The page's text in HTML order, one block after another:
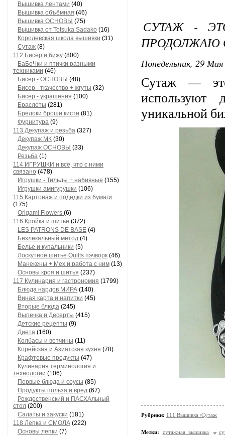
Вышивка лентами (40)
Вышивка объёмная (46)
Вышивка ОСНОВЫ (75)
Вышивка от Totsuka Sadako (16)
Королевская школа вышивки (31)
Сутаж (8)
112 Бисер и бижу (800)
БаБоЧки и птички разными
техниками (46)
Бисер - ОСНОВЫ (48)
Бисер - ткачество + жгуты (32)
Бисер - украшения (100)
Браслеты (281)
Брелоки броши кисти (81)
Фурнитура (9)
113 Декупаж и резьба (327)
Декупаж МК (30)
Декупаж ОСНОВЫ (33)
Резьба (1)
114 ИГРУШКИ и всё, что с ними
связано (478)
Игрушки - Тильды + набивные (155)
Игрушки амигурушки (106)
115 Картонаж и подедки из бумаги
(175)
Origami Flowers (6)
116 Кройка и шитьё (372)
LES PATRONS DE BASE (4)
Безлекальный метод (4)
Белье и купальники (5)
Лоскутное шитье Quilts пэчворк (46)
Манекены + Мех и работа с ним (13)
Основы кроя и шитья (237)
117 Кулинария и гастрономия (1799)
Блюда нардов МИРА (140)
Виная карта и напитки (45)
Вторые блюда (245)
Выпечка и Десерты (415)
Детские рецепты (9)
Диета (160)
Колбасы и ветчины (11)
Корейская и Азиатская кухня (78)
Крафтовые продукты (47)
Кулинария терминология и
технологии (106)
Первые блюда и соусы (85)
Продукты польза и вред (67)
Рождественский и ПАСХАльный
стол (200)
Салаты и закуски (181)
118 Лепка и СМОЛА (222)
Основы лепки (7)
СУТАЖ -
ПРОДОЛЖАЮ
Понедельник, 29
Сутаж —
уникальной
Рубрики: 111 Вышивка /Сутаж
Метки: сутажная вышивка